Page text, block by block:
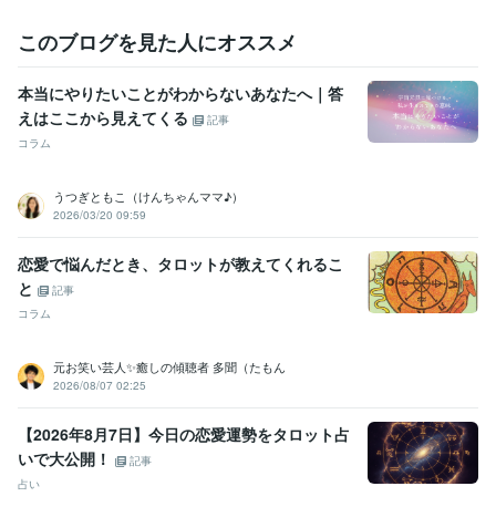
受賞歴
双子ちゃんを出産したで賞 東日本大震災で被災に合ったで賞 ココナ
ラ　シルバーランク ココナラ　ブロンズランク ココナラ  シルバー
ランク帰って来ました(^-^) ココナラ  ブロンズランクになりました
ココナラシルバーランク帰って来ました
メンタル心理カウンセラー 取得年 : 2020年
上級心理カウンセラー
タロットリーディングマスター 取得年 : 2022年
その他ツール
実母の鬱病、パニック障害に寄添う:10年
お悩み・人生相談:29年
エネルギーワーク【２０２３．５月開始】:2年
得意分野
悩み相談・カウンセリング 愚痴やお悩み、お話し相手
メンタル、鬱
病、パニック障害のお悩み相談
不登校・子育てのお悩み相談
話し相手
このブログを見た人にオススメ
本当にやりたいことがわからないあなたへ｜答
えはここから見えてくる
記事
コラム
うつぎともこ（けんちゃんママ♪）
2026/03/20 09:59
恋愛で悩んだとき、タロットが教えてくれるこ
と
記事
コラム
元お笑い芸人✨癒しの傾聴者 多聞（たもん
2026/08/07 02:25
【2026年8月7日】今日の恋愛運勢をタロット占
いで大公開！
記事
占い